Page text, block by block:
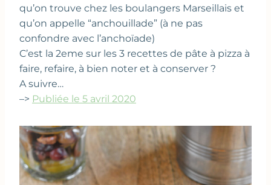
qu’on trouve chez les boulangers Marseillais et
qu’on appelle “anchouillade” (à ne pas
confondre avec l’anchoïade)
C’est la 2eme sur les 3 recettes de pâte à pizza à
faire, refaire, à bien noter et à conserver ?
A suivre…
–> Publiée le 5 avril 2020